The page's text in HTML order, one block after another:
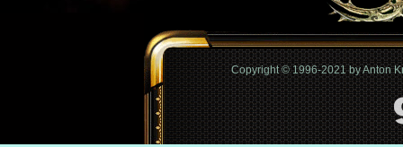
Copyright © 1996-2021 by Anton